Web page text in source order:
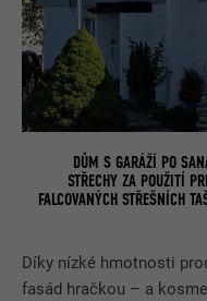
Díky nízké hmotnosti
fasád hračkou – a
DŮM S GARÁŽÍ PO
STŘECHY ZA POUŽITÍ
FALCOVANÝCH STŘEŠNÍCH